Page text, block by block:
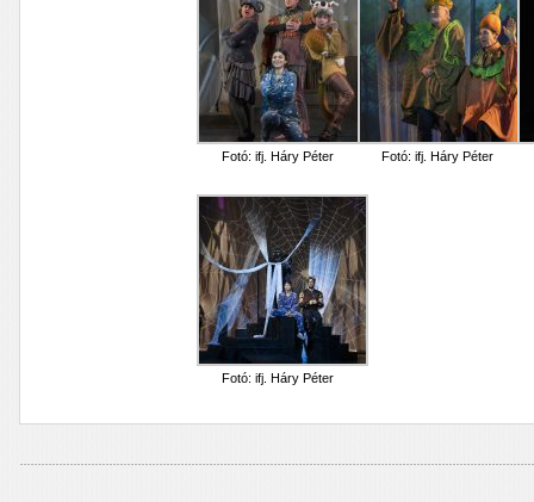
Fotó: ifj. Háry Péter Fotó: ifj. Háry Péter
Fotó: ifj. Háry Péter